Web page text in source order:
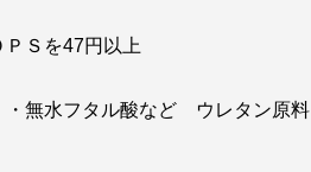
ＰＳを47円以上
・無水フタル酸など ウレタン原料